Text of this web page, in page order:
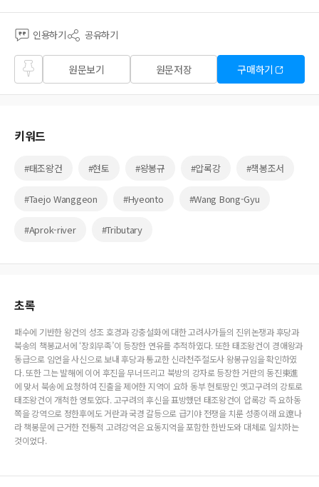
인용하기 공유하기
즐겨
찾기
원문보기 원문저장 구매하기
키워드
#태조왕건 #현토 #왕봉규 #압록강 #책봉조서
#Taejo Wanggeon #Hyeonto #Wang Bong-Gyu
#Aprok-river #Tributary
초록
패수에 기반한 왕건의 성조 호경과 강충설화에 대한 고려사가들의 진위논쟁과 후당과
북송의 책봉교서에 ‘장회무족’이 등장한 연유를 추적하였다. 또한 태조왕건이 경애왕과
동급으로 임언을 사신으로 보내 후당과 통교한 신라천주절도사 왕봉규임을 확인하였
다. 또한 그는 발해에 이어 후진을 무너뜨리고 북방의 강자로 등장한 거란의 동진東進
에 맞서 북송에 요청하여 진출을 제어한 지역이 요하 동부 현토땅인 옛고구려의 강토로
태조왕건이 개척한 영토였다. 고구려의 후신을 표방했던 태조왕건이 압록강 즉 요하동
쪽을 강역으로 정한후에도 거란과 국경 갈등으로 급기야 전쟁을 치룬 성종이래 요遼나
라 책봉문에 근거한 전통적 고려강역은 요동지역을 포함한 한반도와 대체로 일치하는
것이었다.